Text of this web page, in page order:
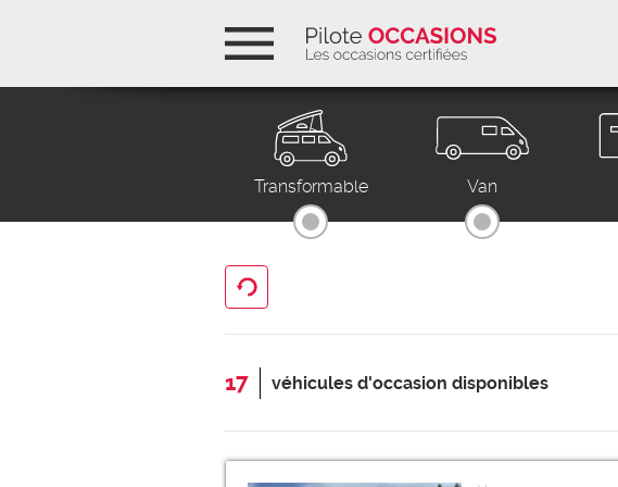
Ouvrir la navigation
Pilote Occasions, les occasions certifiées
Transformable Van
Tout ré-initialiser
17 véhicules d'occasion disponibles